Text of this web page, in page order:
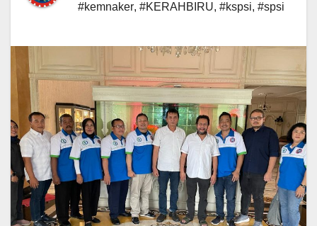
#kemnaker, #KERAHBIRU, #kspsi, #spsi